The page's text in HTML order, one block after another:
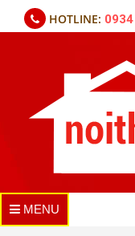
HOTLINE:
MENU